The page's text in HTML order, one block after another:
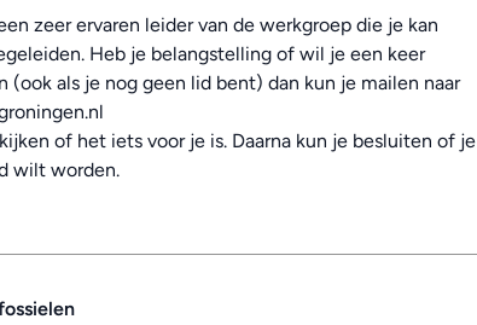
zeer ervaren leider van de werkgroep die je kan
Heb je belangstelling of wil je een keer
(ook als je nog geen lid bent) dan kun je mailen naar
of het iets voor je is. Daarna kun je besluiten of je
wilt worden.